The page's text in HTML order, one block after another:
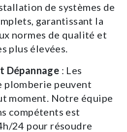
de systèmes de
garantissant la
normes de qualité et
plus élevées.
Dépannage : Les
plomberie peuvent
moment. Notre équipe
compétents est
24 pour résoudre